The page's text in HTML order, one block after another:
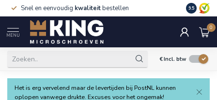
Snel en eenvoudig kwaliteitbestellen 9.5
MENU
0
€Incl. btw
Het is erg vervelend maar de levertijden bij PostNL kunnen
oplopen vanwege drukte. Excuses voor het ongemak!